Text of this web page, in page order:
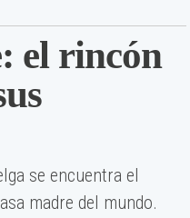
el rincón
se encuentra el
madre del mundo.